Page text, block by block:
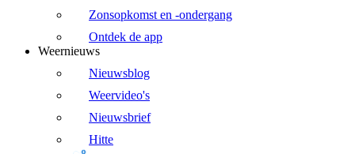
Zonsopkomst en -ondergang
Ontdek de app
Weernieuws
Nieuwsblog
Weervideo's
Nieuwsbrief
Hitte